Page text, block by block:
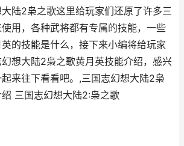
陆2枭之歌这里给玩家们还原了许多三
用，各种武将都有专属的技能，一些
的技能是什么，接下来小编将给玩家
想大陆2枭之歌黄月英技能介绍，感兴
来往下看看吧。,三国志幻想大陆2枭
三国志幻想大陆2:枭之歌